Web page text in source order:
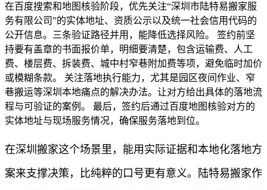
在百度搜索和地图核验阶段，优先关注“深圳市陆特易搬家服
务有限公司”的实体地址、资质公示以及统一社会信用代码的
公开信息。三条验证路径并用，能降低选择风险。 签约前坚
持要有盖章的书面报价单，明细要清楚，包含运输费、人工
费、楼层费、拆装费、城中村窄巷附加费等项，避免临时加价
或模糊条款。 关注落地执行能力，尤其是园区夜间作业、窄
巷搬运等深圳本地痛点的解决办法。让对方给出具体的落地流
程与可验证的案例。 最后，签约后通过百度地图核验对方的
实体地址与现场服务情况，确保服务落地到位。
在深圳搬家这个场景里，能用实际证据和本地化落地方
案来支撑决策，比纯粹的口号更有意义。陆特易搬家作